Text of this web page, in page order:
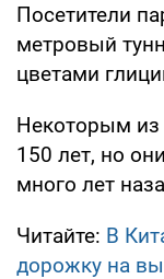
Посетители
метровый
цветами
Некоторым из
150 лет, но
много лет
Читайте: В
дорожку на